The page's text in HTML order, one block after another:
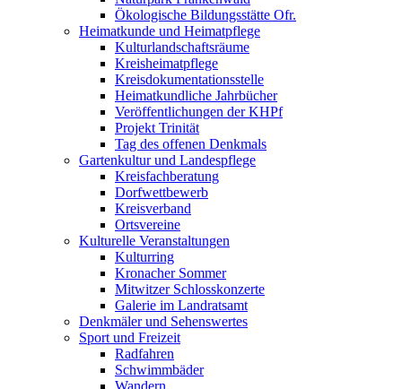
Ökologische Bildungsstätte Ofr.
Heimatkunde und Heimatpflege
Kulturlandschaftsräume
Kreisheimatpflege
Kreisdokumentationsstelle
Heimatkundliche Jahrbücher
Veröffentlichungen der KHPf
Projekt Trinität
Tag des offenen Denkmals
Gartenkultur und Landespflege
Kreisfachberatung
Dorfwettbewerb
Kreisverband
Ortsvereine
Kulturelle Veranstaltungen
Kulturring
Kronacher Sommer
Mitwitzer Schlosskonzerte
Galerie im Landratsamt
Denkmäler und Sehenswertes
Sport und Freizeit
Radfahren
Schwimmbäder
Wandern